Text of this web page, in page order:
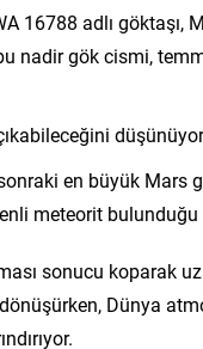
16788 adlı göktaşı,
nadir gök cismi,
en büyük
meteorit
sonucu koparak
Dünya